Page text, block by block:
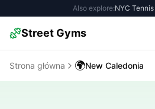
Also explore:NYC
Street Gyms
Strona główna 🌍New Caledonia